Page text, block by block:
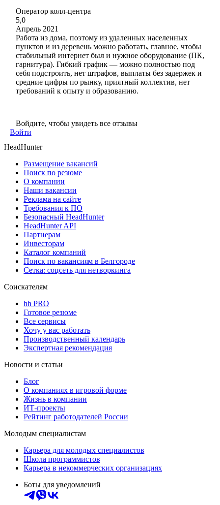
Оператор колл-центра
5,0
Апрель 2021
Работа из дома, поэтому из удаленных населенных
пунктов и из деревень можно работать, главное, чтобы
стабильный интернет был и нужное оборудование (ПК,
гарнитура). Гибкий график — можно полностью под
себя подстроить, нет штрафов, выплаты без задержек и
средние цифры по рынку, приятный коллектив, нет
требований к опыту и образованию.
Войдите, чтобы увидеть все отзывы
Войти
HeadHunter
Размещение вакансий
Поиск по резюме
О компании
Наши вакансии
Реклама на сайте
Требования к ПО
Безопасный HeadHunter
HeadHunter API
Партнерам
Инвесторам
Каталог компаний
Поиск по вакансиям в Белгороде
Сетка: соцсеть для нетворкинга
Соискателям
hh PRO
Готовое резюме
Все сервисы
Хочу у вас работать
Производственный календарь
Экспертная рекомендация
Новости и статьи
Блог
О компаниях в игровой форме
Жизнь в компании
ИТ-проекты
Рейтинг работодателей России
Молодым специалистам
Карьера для молодых специалистов
Школа программистов
Карьера в некоммерческих организациях
Боты для уведомлений